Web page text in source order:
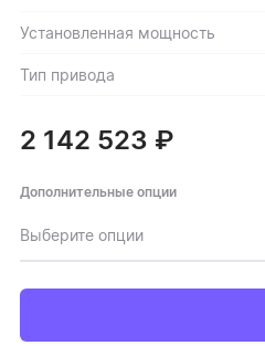
Установленная мощность
Тип привода
2 142 523 ₽
Дополнительные опции
Выберите опции